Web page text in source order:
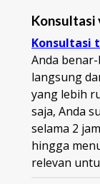
Konsultasi
Konsultasi
Anda
langsung
yang lebih
saja, Anda
selama 2
hingga
relevan